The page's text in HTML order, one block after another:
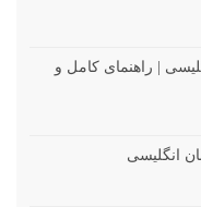
| راهنمای کامل و
انگلیسی